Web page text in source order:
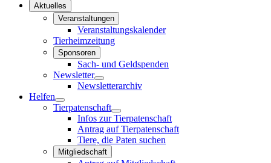
Aktuelles
Veranstaltungen
Veranstaltungskalender
Tierheimzeitung
Sponsoren
Sach- und Geldspenden
Newsletter
Newsletterarchiv
Helfen
Tierpatenschaft
Infos zur Tierpatenschaft
Antrag auf Tierpatenschaft
Tiere, die Paten suchen
Mitgliedschaft